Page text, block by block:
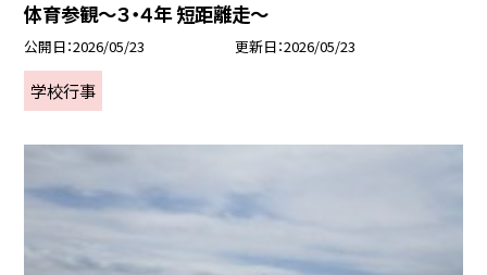
体育参観～３・４年 短距離走～
公開日 2026/05/23 更新日 2026/05/23
学校行事